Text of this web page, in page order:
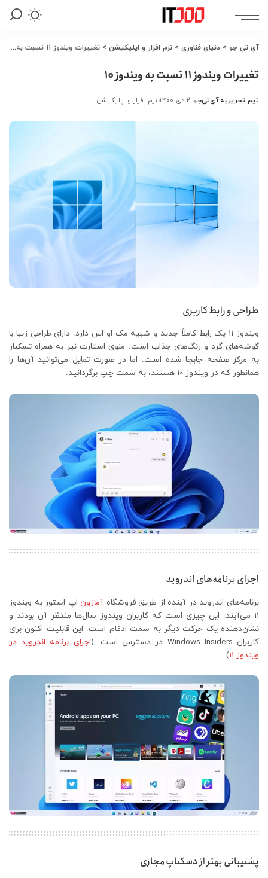
آی تی جو > دنیای فناوری > نرم افزار و اپلیکیشن > تغییرات ویندوز 11 نسبت به ویندوز 10
تغییرات ویندوز 11 نسبت به ویندوز 10
ارسال
تیم تحریریه آی‌تی‌جو ۲ دی ۱۴۰۰ نرم افزار و اپلیکیشن
طراحی و رابط کاربری
ویندوز 11 یک رابط کاملاً جدید و شبیه مک او اس دارد. دارای طراحی زیبا با
گوشه‌های گرد و رنگ‌های جذاب است. منوی استارت نیز به همراه تسکبار
به مرکز صفحه جابجا شده است. اما در صورت تمایل می‌توانید آن‌ها را
همانطور که در ویندوز 10 هستند، به سمت چپ برگردانید.
اجرای برنامه‌های اندروید
برنامه‌های اندروید در آینده از طریق فروشگاه آمازوناپ استور به ویندوز
11 می‌آیند. این چیزی است که کاربران ویندوز سال‌ها منتظر آن بودند و
نشان‌دهنده یک حرکت دیگر به سمت ادغام است. این قابلیت اکنون برای
کاربران Windows Insiders در دسترس است. (
اجرای برنامه اندروید در
ویندوز 11
)
پشتیبانی بهتر از دسکتاپ مجازی